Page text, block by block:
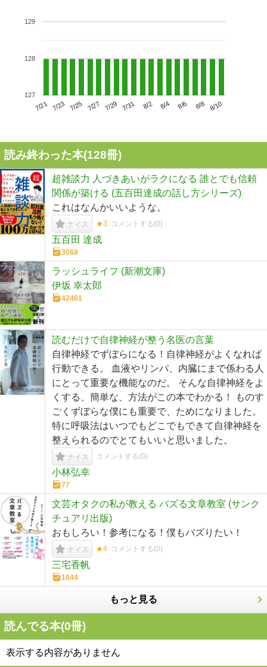
7/21 7/23 7/25 7/27 7/29 7/31 8/2 8/4 8/6 8/8 8/10
127
128
129
読み終わった本(128冊)
超雑談力 人づきあいがラクになる 誰とでも信頼
関係が築ける (五百田達成の話し方シリーズ)
これはなんかいいような。
ナイス ★3 コメントする(0)
五百田 達成
3068
ラッシュライフ (新潮文庫)
伊坂 幸太郎
42461
読むだけで自律神経が整う名医の言葉
自律神経でずぼらになる！自律神経がよくなれば
行動できる。 血液やリンパ、内臓にまで係わる人
にとって重要な機能なのだ。 そんな自律神経をよ
くする、簡単な、方法がこの本でわかる！ ものす
ごくずぼらな僕にも重要で、ためになりました。
特に呼吸法はいつでもどこでもできて自律神経を
整えられるのでとてもいいと思いました。
ナイス コメントする(0)
小林弘幸
77
文芸オタクの私が教える バズる文章教室 (サンク
チュアリ出版)
おもしろい！参考になる！僕もバズりたい！
ナイス ★4 コメントする(0)
三宅香帆
1644
もっと見る
読んでる本(0冊)
表示する内容がありません